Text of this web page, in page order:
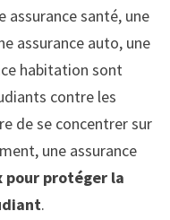
assurance santé, une
assurance auto, une
habitation sont
contre les
de se concentrer sur
une assurance
pour protéger la
.